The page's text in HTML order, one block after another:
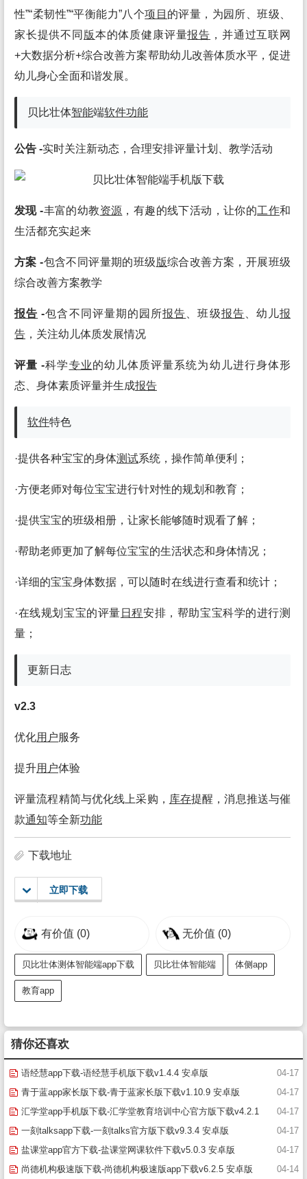
性”“柔韧性”“平衡能力”八个项目 的评量，为园所、班级、
家长提供不同 版本的体质健康评量报告 ，并通过互联网
+大数据分析+综合改善方案帮助幼儿改善体质水平，促进
幼儿身心全面和谐发展。
贝比壮体智能端软件功能
公告 -实时关注新动态，合理安排评量计划、教学活动
发现 -丰富的幼教资源 ，有趣的线下活动，让你的工作和
生活都充实起来
方案 -包含不同评量期的班级版综合改善方案，开展班级
综合改善方案教学
报告 -包含不同评量期的园所报告 、班级报告 、幼儿报
告 ，关注幼儿体质发展情况
评量 -科学专业的幼儿体质评量系统为幼儿进行身体形
态、身体素质评量并生成报告
软件特色
·提供各种宝宝的身体测试系统，操作简单便利；
·方便老师对每位宝宝进行针对性的规划和教育；
·提供宝宝的班级相册，让家长能够随时观看了解；
·帮助老师更加了解每位宝宝的生活状态和身体情况；
·详细的宝宝身体数据，可以随时在线进行查看和统计；
·在线规划宝宝的评量 日程安排，帮助宝宝科学的进行测
量；
更新日志
v2.3
优化用户服务
提升用户体验
评量流程精简与优化线上采购， 库存提醒，消息推送与催
款通知等全新功能
下载地址
立即下载
有价值 (0) 无价值 (0)
贝比壮体测体智能端app下载 贝比壮体智能端 体侧app
教育app
猜你还喜欢
04-17
语经慧app下载-语经慧手机版下载v1.4.4 安卓版
04-17
青于蓝app家长版下载-青于蓝家长版下载v1.10.9 安卓版
04-17
汇学堂app手机版下载-汇学堂教育培训中心官方版下载v4.2.1
安卓版
04-17
一刻talksapp下载-一刻talks官方版下载v9.3.4 安卓版
04-17
盐课堂app官方下载-盐课堂网课软件下载v5.0.3 安卓版
04-14
尚德机构极速版下载-尚德机构极速版app下载v6.2.5 安卓版